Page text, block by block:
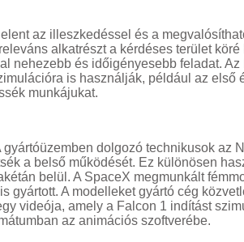
az illeszkedéssel és a
alkatrészt a kérdéses terület
nehezebb és időigényesebb feladat.
is használják, például az első
munkájukat.
dolgozó technikusok az
a belső működését. Ez különösen
belül. A SpaceX megmunkált
gyártott. A modelleket gyártó cég
videója, amely a Falcon 1 indítást
az animációs szoftverébe.